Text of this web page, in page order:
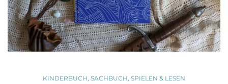
KINDERBUCH SACHBUCH SPIELEN & LESEN